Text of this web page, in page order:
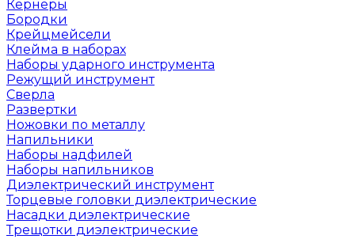
Кернеры
Бородки
Крейцмейсели
Клейма в наборах
Наборы ударного инструмента
Режущий инструмент
Сверла
Развертки
Ножовки по металлу
Напильники
Наборы надфилей
Наборы напильников
Диэлектрический инструмент
Торцевые головки диэлектрические
Насадки диэлектрические
Трещотки диэлектрические